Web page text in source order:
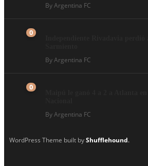
ByArgentina FC
0
ByArgentina FC
0
ByArgentina FC
WordPress Theme built byShufflehound.